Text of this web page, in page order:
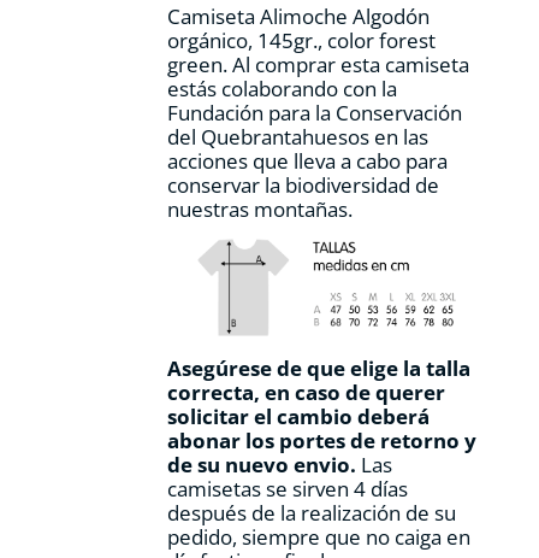
de
producto
Camiseta Alimoche Algodón
orgánico, 145gr., color forest
green. Al comprar esta camiseta
estás colaborando con la
Fundación para la Conservación
del Quebrantahuesos en las
acciones que lleva a cabo para
conservar la biodiversidad de
nuestras montañas.
Asegúrese de que elige la talla
correcta, en caso de querer
solicitar el cambio deberá
abonar los portes de retorno y
de su nuevo envio. Las
camisetas se sirven 4 días
después de la realización de su
pedido, siempre que no caiga en